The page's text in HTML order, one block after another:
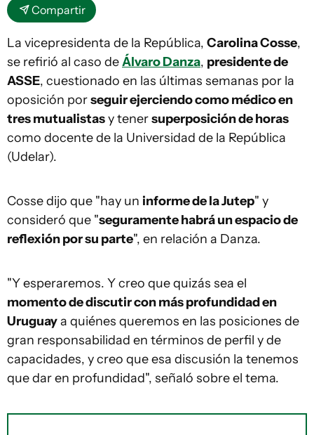
Compartir
La vicepresidenta de la República, Carolina Cosse,
se refirió al caso deÁlvaro Danza, presidente de
ASSE, cuestionado en las últimas semanas por la
oposición porseguir ejerciendo como médico en
tres mutualistasy tenersuperposición de horas
como docente de la Universidad de la República
(Udelar).
Cosse dijo que "hay un informe de la Jutep" y
consideró que "seguramente habrá un espacio de
reflexión por su parte", en relación a Danza.
"Y esperaremos. Y creo que quizás sea el
momento de discutir con más profundidad en
Uruguaya quiénes queremos en las posiciones de
gran responsabilidad en términos de perfil y de
capacidades, y creo que esa discusión la tenemos
que dar en profundidad", señaló sobre el tema.